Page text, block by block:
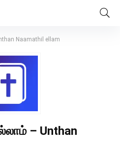
Naamathil ellam
– Unthan